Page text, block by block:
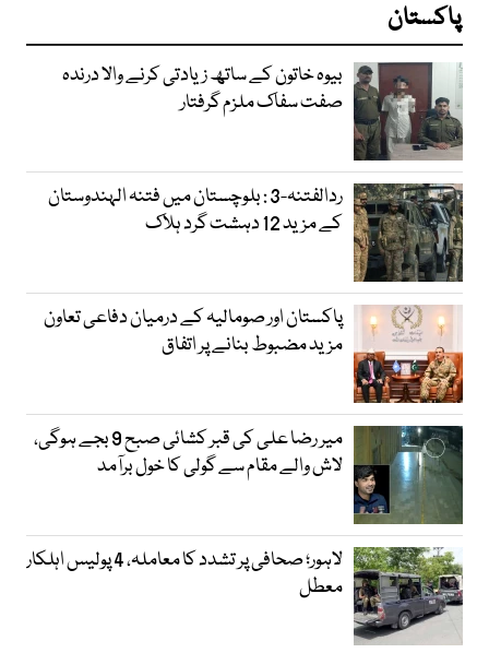
پاکستان
بیوہ خاتون کے ساتھ زیادتی کرنے والا درندہ
صفت سفاک ملزم گرفتار
ردالفتنہ-3 : بلوچستان میں فتنہ الہندوستان
کے مزید 12 دہشت گرد ہلاک
پاکستان اور صومالیہ کے درمیان دفاعی تعاون
مزید مضبوط بنانے پر اتفاق
میر رضا علی کی قبر کشائی صبح 9 بجے ہوگی،
لاش والے مقام سے گولی کا خول برآمد
لاہور؛ صحافی پر تشدد کا معاملہ، 4 پولیس اہلکار
معطل